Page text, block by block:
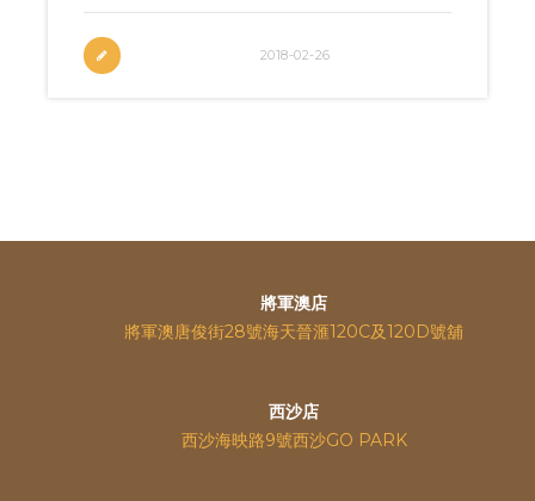
2018-02-26
將軍澳店
將軍澳唐俊街28號海天晉滙120C及120D號舖
西沙店
西沙海映路9號西沙GO PARK